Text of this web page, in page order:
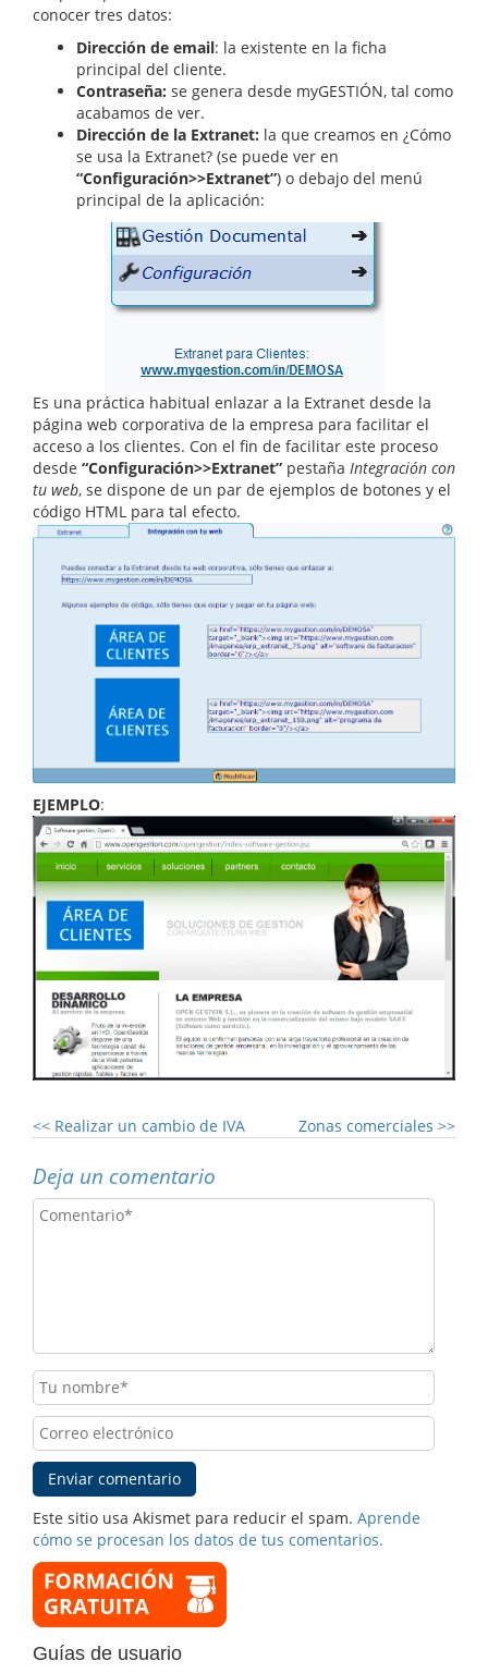
conocer tres datos:
Dirección de email: la existente en la ficha
principal del cliente.
Contraseña: se genera desde myGESTIÓN, tal como
acabamos de ver.
Dirección de la Extranet: la que creamos en ¿Cómo
se usa la Extranet? (se puede ver en
“Configuración>>Extranet”) o debajo del menú
principal de la aplicación:
Es una práctica habitual enlazar a la Extranet desde la
página web corporativa de la empresa para facilitar el
acceso a los clientes. Con el fin de facilitar este proceso
desde “Configuración>>Extranet” pestaña Integración con
tu web, se dispone de un par de ejemplos de botones y el
código HTML para tal efecto.
EJEMPLO:
<< Realizar un cambio de IVA Zonas comerciales >>
Deja un comentario
Este sitio usa Akismet para reducir el spam. Aprende
cómo se procesan los datos de tus comentarios.
Guías de usuario